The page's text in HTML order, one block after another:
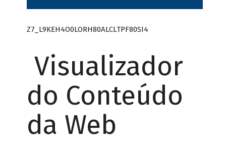
Z7_L9KEH4O0LORH80ALCLTPF80SI4
Visualizador
do Conteúdo
da Web